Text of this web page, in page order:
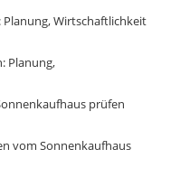
Wirtschaftlichkeit
Planung,
prüfen
vom Sonnenkaufhaus